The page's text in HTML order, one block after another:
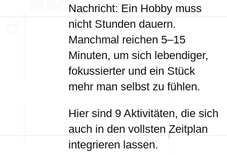
Nachricht: Ein Hobby muss
nicht Stunden dauern.
Manchmal reichen 5–15
Minuten, um sich lebendiger,
fokussierter und ein Stück
mehr man selbst zu fühlen.
Hier sind 9 Aktivitäten, die sich
auch in den vollsten Zeitplan
integrieren lassen.